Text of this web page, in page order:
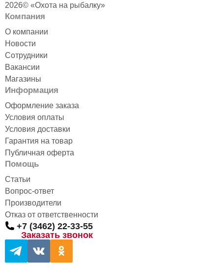
2026© «Охота на рыбалку»
Компания
О компании
Новости
Сотрудники
Вакансии
Магазины
Информация
Оформление заказа
Условия оплаты
Условия доставки
Гарантия на товар
Публичная оферта
Помощь
Статьи
Вопрос-ответ
Производители
Отказ от ответственности
+7 (3462) 22-33-55
Заказать звонок